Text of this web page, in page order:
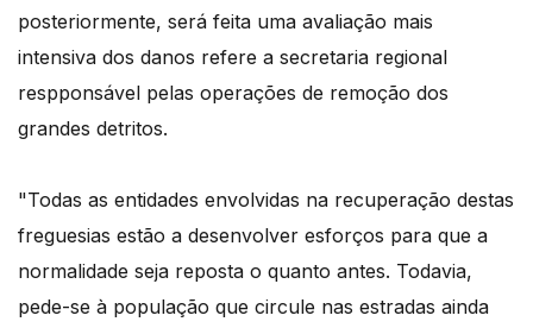
posteriormente, será feita uma avaliação mais
intensiva dos danos refere a secretaria regional
respponsável pelas operações de remoção dos
grandes detritos.
"Todas as entidades envolvidas na recuperação destas
freguesias estão a desenvolver esforços para que a
normalidade seja reposta o quanto antes. Todavia,
pede-se à população que circule nas estradas ainda